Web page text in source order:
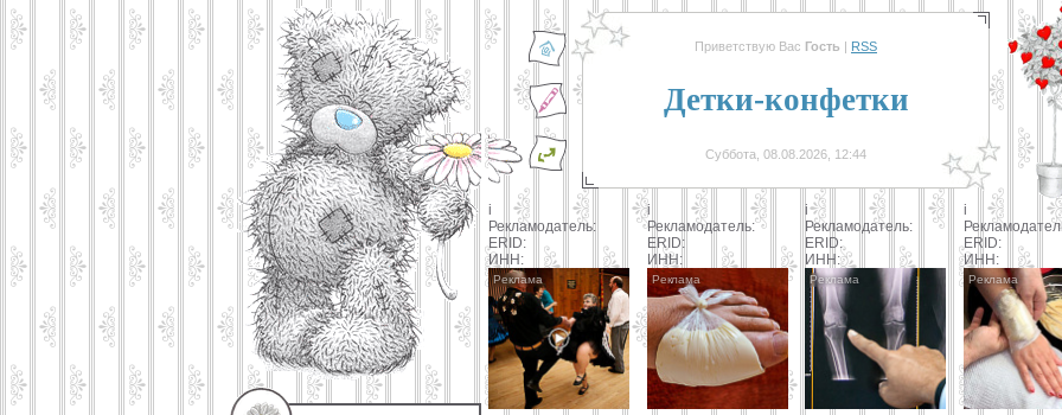
Приветствую Вас Гость | RSS
Детки-конфетки
Суббота, 08.08.2026, 12:44
i
Рекламодатель:
ERID:
ИНН:
i
Рекламодатель:
ERID:
ИНН:
i
Рекламодатель:
ERID:
ИНН:
i
ERID:
ИНН: